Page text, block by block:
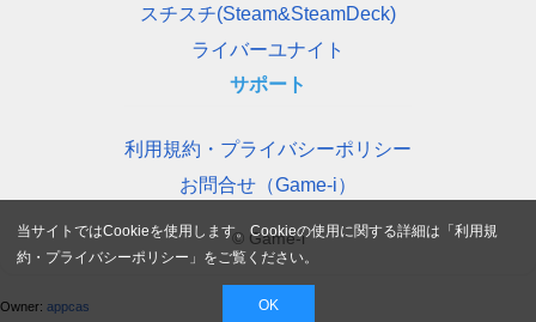
スチスチ(Steam&SteamDeck)
ライバーユナイト
サポート
利用規約・プライバシーポリシー
お問合せ（Game-i）
© Game-i
Owner: appcas
当サイトではCookieを使用します。Cookieの使用に関する詳細は「利用規
約・プライバシーポリシー 」をご覧ください。
OK